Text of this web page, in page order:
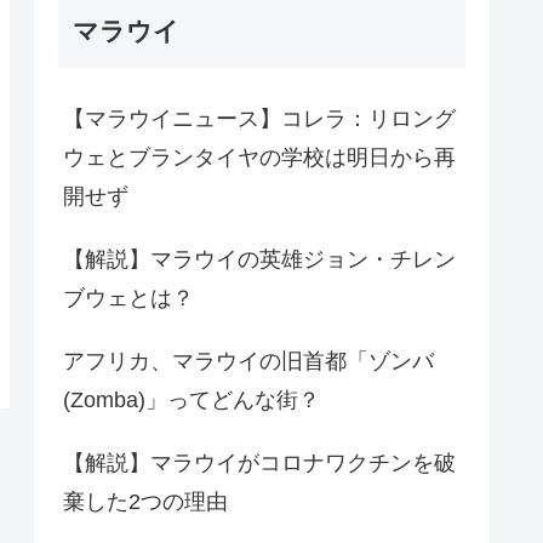
マラウイ
【マラウイニュース】コレラ：リロング
ウェとブランタイヤの学校は明日から再
開せず
【解説】マラウイの英雄ジョン・チレン
ブウェとは？
アフリカ、マラウイの旧首都「ゾンバ
(Zomba)」ってどんな街？
【解説】マラウイがコロナワクチンを破
棄した2つの理由